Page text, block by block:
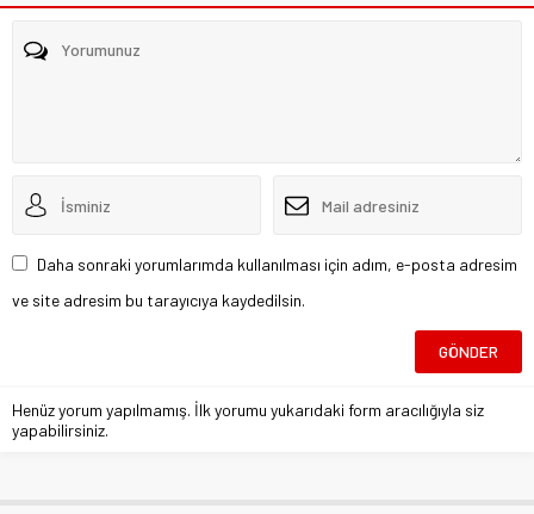
Daha sonraki yorumlarımda kullanılması için adım, e-posta adresim
ve site adresim bu tarayıcıya kaydedilsin.
Henüz yorum yapılmamış. İlk yorumu yukarıdaki form aracılığıyla siz
yapabilirsiniz.